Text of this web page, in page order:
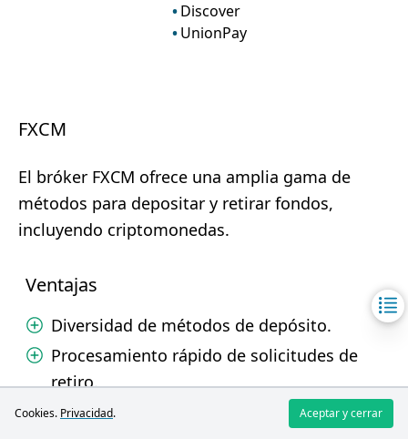
Discover
UnionPay
FXCM
El bróker FXCM ofrece una amplia gama de
métodos para depositar y retirar fondos,
incluyendo criptomonedas.
Ventajas
Diversidad de métodos de depósito.
Procesamiento rápido de solicitudes de
retiro.
Cero comisiones del bróker por depósitos.
Cookies. Privacidad. Aceptar y cerrar